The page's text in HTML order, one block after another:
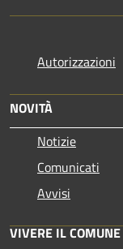
Autorizzazioni
NOVITÀ
Notizie
Comunicati
Avvisi
VIVERE IL COMUNE